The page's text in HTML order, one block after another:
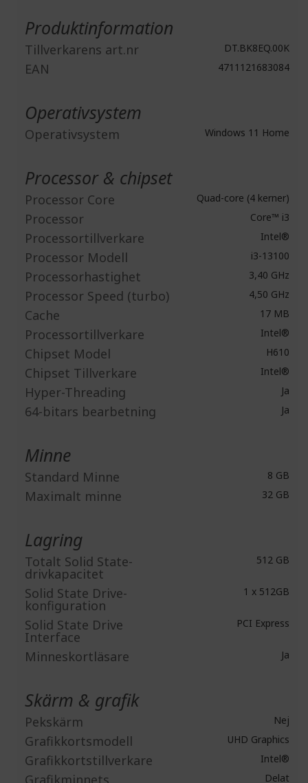
Produktinformation
Tillverkarens art.nr DT.BK8EQ.00K
EAN 4711121683084
Operativsystem
Operativsystem Windows 11 Home
Processor & chipset
Processor Core Quad-core (4 kerner)
Processor Core™ i3
Processortillverkare Intel®
Processor Modell i3-13100
Processorhastighet 3,40 GHz
Processor Speed (turbo) 4,50 GHz
Cache 17 MB
Processortillverkare Intel®
Chipset Model H610
Chipset Tillverkare Intel®
Hyper-Threading Ja
64-bitars bearbetning Ja
Minne
Standard Minne 8 GB
Maximalt minne 32 GB
Lagring
Totalt Solid State-
drivkapacitet
512 GB
Solid State Drive-
konfiguration
1 x 512GB
Solid State Drive
Interface
PCI Express
Minneskortläsare Ja
Skärm & grafik
Pekskärm Nej
Grafikkortsmodell UHD Graphics
Grafikkortstillverkare Intel®
Grafikminnets Delat